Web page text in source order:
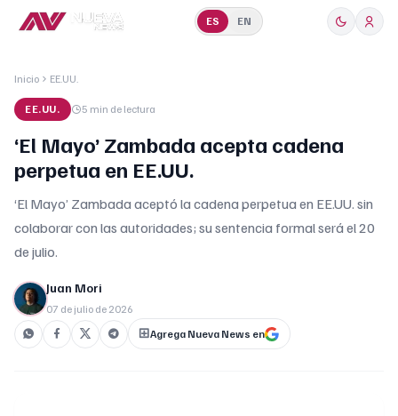
ES EN
Inicio EE.UU.
EE.UU. 5 min de lectura
‘El Mayo’ Zambada acepta cadena
perpetua en EE.UU.
‘El Mayo’ Zambada aceptó la cadena perpetua en EE.UU. sin
colaborar con las autoridades; su sentencia formal será el 20
de julio.
Juan Mori
07 de julio de 2026
Agrega Nueva News en